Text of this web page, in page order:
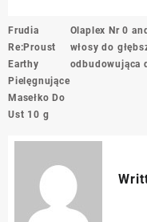
Nawigacja
wpisu
Frudia
Re:Proust
Earthy
Pielęgnujące
Masełko Do
Ust 10 g
Olaplex Nr 0
włosy do
odbudowująca